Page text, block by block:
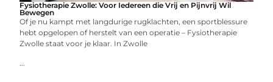
Fysiotherapie Zwolle: Voor Iedereen die Vrij en Pijnvrij Wil
Bewegen
Of je nu kampt met langdurige rugklachten, een sportblessure
hebt opgelopen of herstelt van een operatie – Fysiotherapie
Zwolle staat voor je klaar. In Zwolle
...